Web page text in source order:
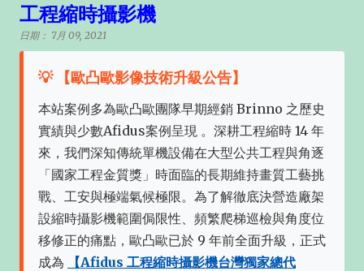
工程縮時攝影機
日期： 7月 09, 2021
💡 【歐凸歐影像技術升級公告】
本站案例多為歐凸歐團隊早期經銷 Brinno 之歷史
實績與少數Afidus案例呈現 。深耕工程縮時 14 年
來，我們深知傳統單機設備在大型公共工程與角逐
「國家工程金質獎」時面臨的長期維持畫質工藝挑
戰、工安與極端氣候極限。為了解徹底決營造廠架
設縮時攝影機範圍侷限性、頻繁爬梯巡檢與角度位
移修正的痛點，歐凸歐已於 9 年前全面升級，正式
成為
【Afidus 工程縮時攝影機台灣獨家總代